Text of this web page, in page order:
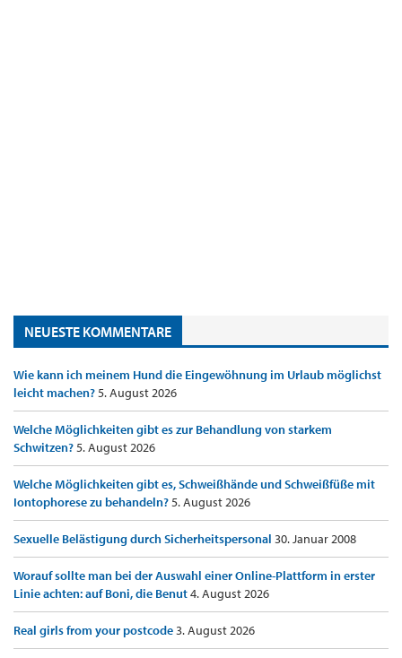
NEUESTE KOMMENTARE
Wie kann ich meinem Hund die Eingewöhnung im Urlaub möglichst
leicht machen?5. August 2026
Welche Möglichkeiten gibt es zur Behandlung von starkem
Schwitzen?5. August 2026
Welche Möglichkeiten gibt es, Schweißhände und Schweißfüße mit
Iontophorese zu behandeln?5. August 2026
Sexuelle Belästigung durch Sicherheitspersonal 30. Januar 2008
Worauf sollte man bei der Auswahl einer Online-Plattform in erster
Linie achten: auf Boni, die Benut4. August 2026
Real girls from your postcode3. August 2026